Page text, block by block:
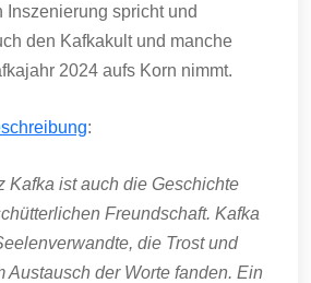
Inszenierung spricht und
den Kafkakult und manche
2024 aufs Korn nimmt.
:
Kafka ist auch die Geschichte
Freundschaft. Kafka
die Trost und
Austausch der Worte fanden. Ein